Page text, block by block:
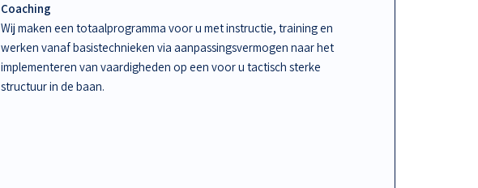
Coaching
Wij maken een totaalprogramma voor u met instructie, training en
werken vanaf basistechnieken via aanpassingsvermogen naar het
implementeren van vaardigheden op een voor u tactisch sterke
structuur in de baan.